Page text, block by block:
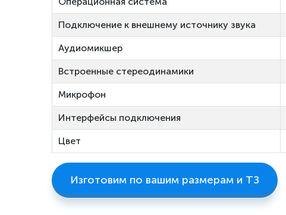
Подключение к внешнему источнику звука
Аудиомикшер
Встроенные стереодинамики
Микрофон
Интерфейсы подключения
Цвет
Изготовим по вашим размерам и ТЗ